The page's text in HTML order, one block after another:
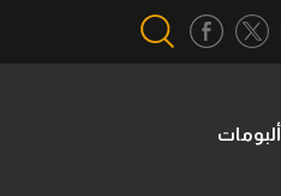
ألبومات